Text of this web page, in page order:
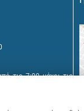
τις 7:00 μέχρι τις